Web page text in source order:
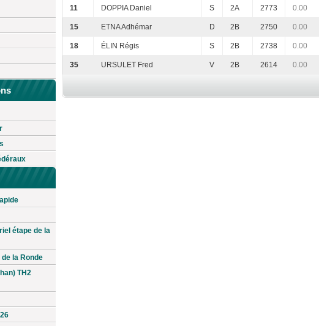
étape de la
la Ronde
TH2
11 DOPPIA Daniel S 2A 2773 0.00
15 ETNA Adhémar D 2B 2750 0.00
18 ÉLIN Régis S 2B 2738 0.00
35 URSULET Fred V 2B 2614 0.00